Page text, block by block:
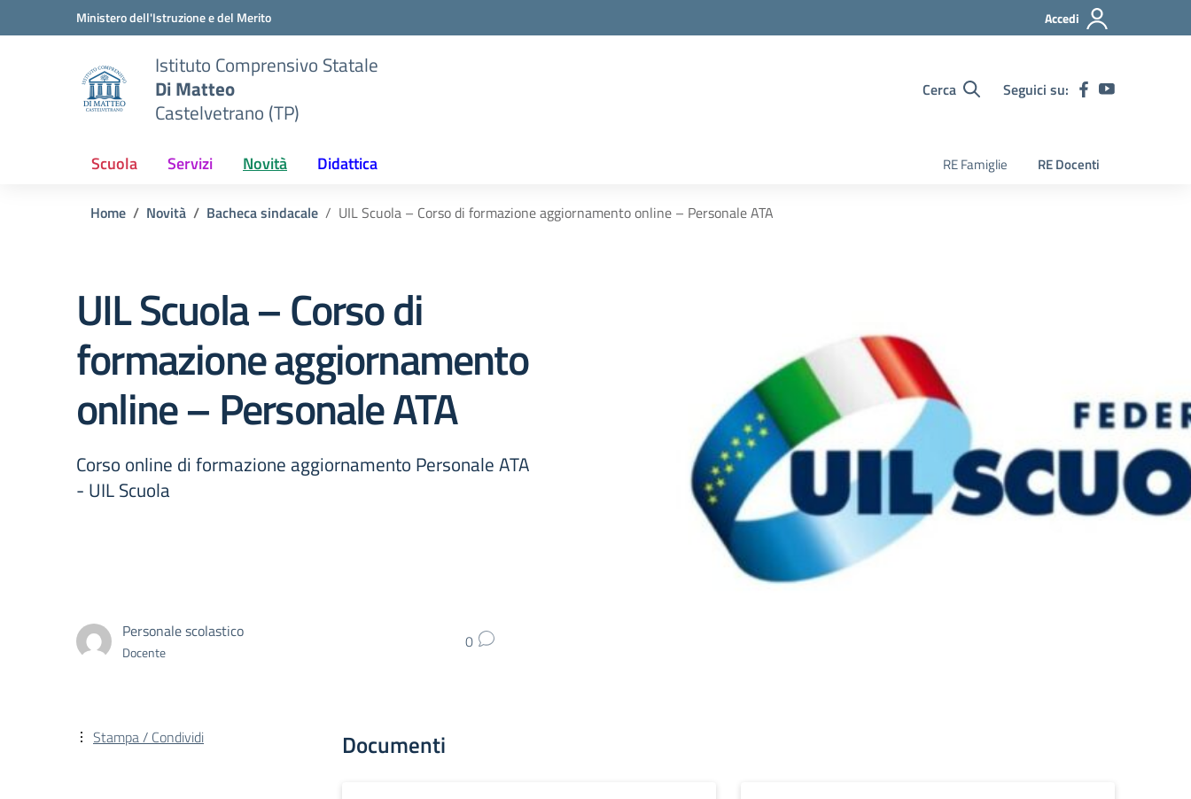
Vai ai contenuti
Vai al menu di navigazioneMinistero dell'Istruzione e del Merito Accedi
Istituto Comprensivo Statale
Di Matteo
Castelvetrano (TP)
Cerca Seguici su:
Scuola Servizi Novità Didattica RE Famiglie RE Docenti
Home Novità Bacheca sindacale UIL Scuola – Corso di formazione aggiornamento online – Personale ATA
UIL Scuola – Corso di
formazione aggiornamento
online – Personale ATA
Corso online di formazione aggiornamento Personale ATA
- UIL Scuola
Personale scolastico
Docente 0
Documenti
Stampa / Condividi